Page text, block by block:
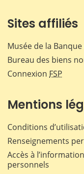
Sites affiliés
Musée de la
Bureau des biens
Connexion FSP
Mentions
Conditions
Renseignements
Accès à
personnels